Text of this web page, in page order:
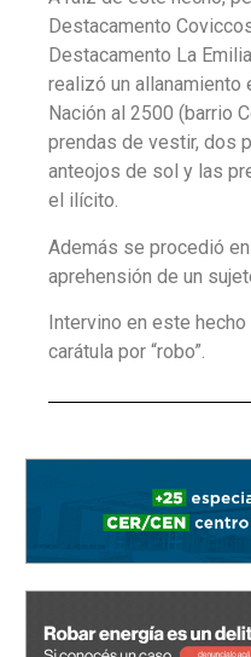
Destacamento
Destacamento La
realizó un allanamiento
Nación al 2500 (barrio
prendas de vestir, dos
anteojos de sol y las
el ilícito.
Además se procedió
aprehensión de un
Intervino en este
carátula por “robo”.